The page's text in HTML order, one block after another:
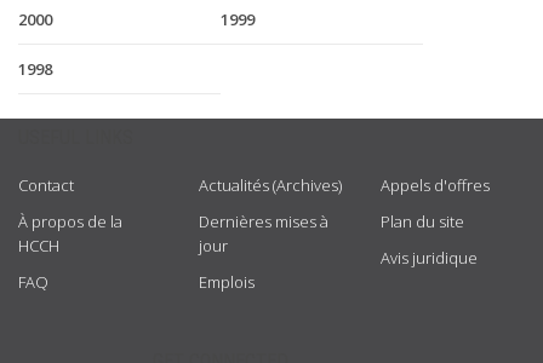
2000 1999
1998
Contact
À propos de la
HCCH
FAQ
Actualités (Archives)
Dernières mises à
jour
Emplois
Appels d'offres
Plan du site
Avis juridique